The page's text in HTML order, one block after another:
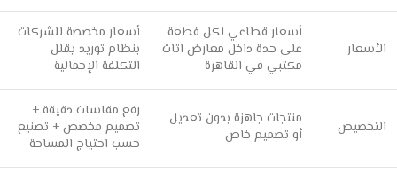
الأسعار
أسعار قطاعي لكل قطعة
على حدة داخل معارض اثاث
مكتبي في القاهرة
أسعار مخصصة للشركات
بنظام توريد يقلل
التكلفة الإجمالية
التخصيص
منتجات جاهزة بدون تعديل
أو تصميم خاص
رفع مقاسات دقيقة +
تصميم مخصص + تصنيع
حسب احتياج المساحة